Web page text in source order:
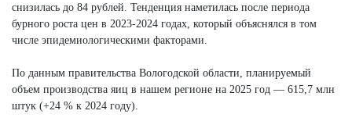
снизилась до 84 рублей. Тенденция наметилась после периода
бурного роста цен в 2023-2024 годах, который объяснялся в том
числе эпидемиологическими факторами.
По данным правительства Вологодской области, планируемый
объем производства яиц в нашем регионе на 2025 год — 615,7 млн
штук (+24 % к 2024 году).